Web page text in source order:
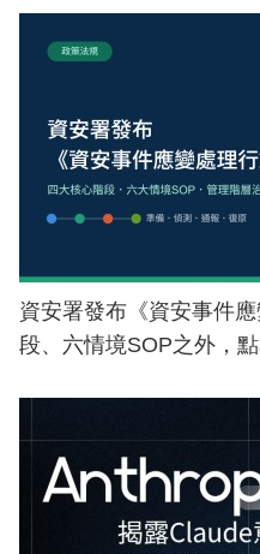
資安署發布《資安事件
段、六情境SOP之外，